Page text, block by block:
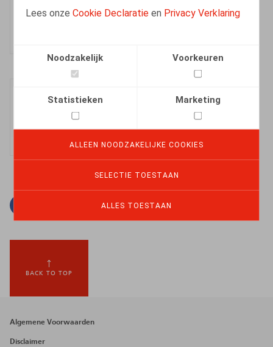
Lees onzeCookie Declaratie en Privacy Verklaring
Noodzakelijk Voorkeuren
Statistieken Marketing
ALLEEN NOODZAKELIJKE COOKIES
SELECTIE TOESTAAN
ALLES TOESTAAN
Inger Verhelst
LinkedinE-mail
BACK TO TOP
Footer
Algemene Voorwaarden
Disclaimer